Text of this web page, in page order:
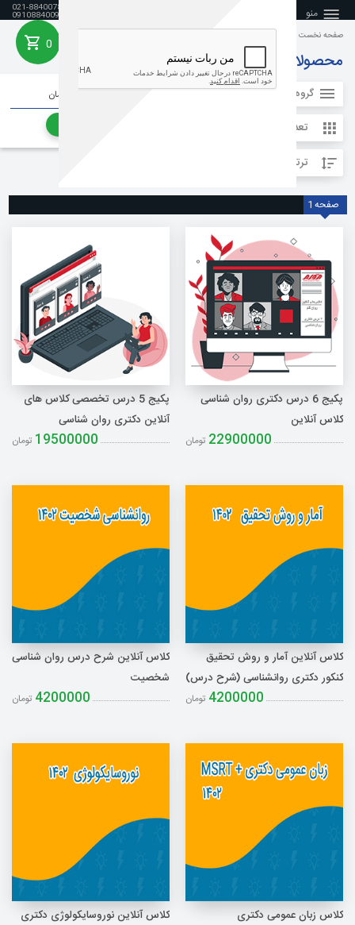
منو
جستجو
021-88400788
09108840099
0
جمع هزینه خرید :
صفحه نخست
محصولات
گروه محصولات
تعداد آیتم ها در هر صفحه
ترتیب نمایش
صفحه 1
پکیج 6 درس دکتری روان شناسی
کلاس آنلاین
22900000 تومان
پکیج 5 درس تخصصی کلاس های
آنلاین دکتری روان شناسی
19500000 تومان
کلاس آنلاین آمار و روش تحقیق
کنکور دکتری روانشناسی (شرح درس)
4200000 تومان
کلاس آنلاین شرح درس روان شناسی
شخصیت
4200000 تومان
کلاس زبان عمومی دکتری
کلاس آنلاین نوروسایکولوژی دکتری